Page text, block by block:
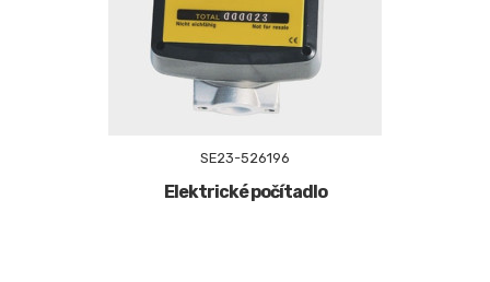
SE23-526196
Elektrické počítadlo